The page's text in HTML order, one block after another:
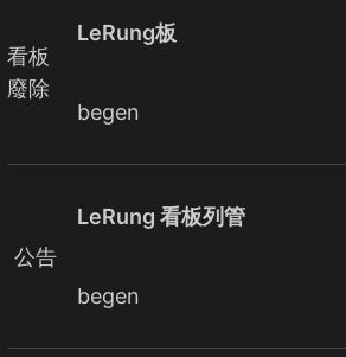
看板
廢除
LeRung板
begen
公告
LeRung 看板列管
begen